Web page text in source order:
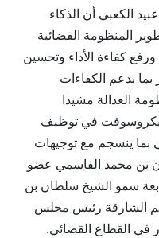
الكعبي أن الذكاء
المنظومة القضائية
كفاءة الأداء وتحسين
يدعم الكفاءات
العدالة مشيدا
في توظيف
بما ينسجم مع توجيهات
بن محمد القاسمي عضو
سمو الشيخ سلطان بن
الشارقة رئيس مجلس
في القطاع القضائي.